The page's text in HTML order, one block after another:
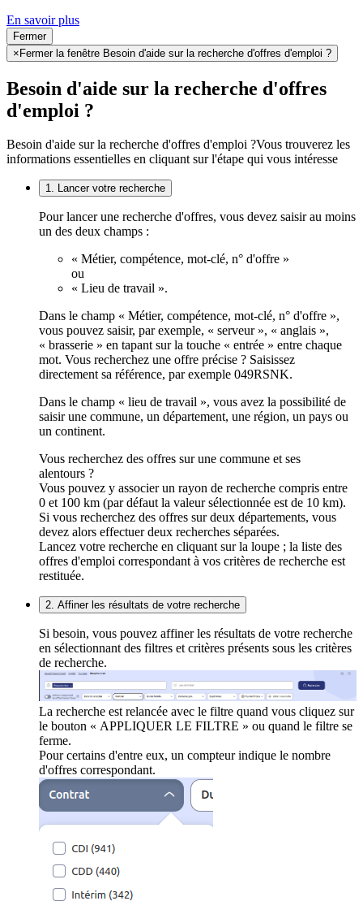
En savoir plus
Fermer
×Fermer la fenêtre Besoin d'aide sur la recherche d'offres d'emploi ?
Besoin d'aide sur la recherche d'offres
d'emploi ?
Besoin d'aide sur la recherche d'offres d'emploi ?Vous trouverez les
informations essentielles en cliquant sur l'étape qui vous intéresse
1. Lancer votre recherche
Pour lancer une recherche d'offres, vous devez saisir au moins
un des deux champs :
« Métier, compétence, mot-clé, n° d'offre »
ou
« Lieu de travail ».
Dans le champ « Métier, compétence, mot-clé, n° d'offre »,
vous pouvez saisir, par exemple, « serveur », « anglais »,
« brasserie » en tapant sur la touche « entrée » entre chaque
mot. Vous recherchez une offre précise ? Saisissez
directement sa référence, par exemple 049RSNK.
Dans le champ « lieu de travail », vous avez la possibilité de
saisir une commune, un département, une région, un pays ou
un continent.
Vous recherchez des offres sur une commune et ses
alentours ?
Vous pouvez y associer un rayon de recherche compris entre
0 et 100 km (par défaut la valeur sélectionnée est de 10 km).
Si vous recherchez des offres sur deux départements, vous
devez alors effectuer deux recherches séparées.
Lancez votre recherche en cliquant sur la loupe ; la liste des
offres d'emploi correspondant à vos critères de recherche est
restituée.
2. Affiner les résultats de votre recherche
Si besoin, vous pouvez affiner les résultats de votre recherche
en sélectionnant des filtres et critères présents sous les critères
de recherche.
La recherche est relancée avec le filtre quand vous cliquez sur
le bouton « APPLIQUER LE FILTRE » ou quand le filtre se
ferme.
Pour certains d'entre eux, un compteur indique le nombre
d'offres correspondant.